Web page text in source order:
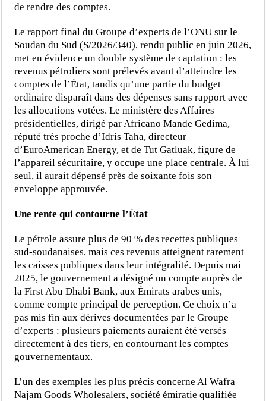
de rendre des comptes.
Le rapport final du Groupe d’experts de l’ONU sur le
Soudan du Sud (S/2026/340), rendu public en juin 2026,
met en évidence un double système de captation : les
revenus pétroliers sont prélevés avant d’atteindre les
comptes de l’État, tandis qu’une partie du budget
ordinaire disparaît dans des dépenses sans rapport avec
les allocations votées. Le ministère des Affaires
présidentielles, dirigé par Africano Mande Gedima,
réputé très proche d’Idris Taha, directeur
d’EuroAmerican Energy, et de Tut Gatluak, figure de
l’appareil sécuritaire, y occupe une place centrale. À lui
seul, il aurait dépensé près de soixante fois son
enveloppe approuvée.
Une rente qui contourne l’État
Le pétrole assure plus de 90 % des recettes publiques
sud-soudanaises, mais ces revenus atteignent rarement
les caisses publiques dans leur intégralité. Depuis mai
2025, le gouvernement a désigné un compte auprès de
la First Abu Dhabi Bank, aux Émirats arabes unis,
comme compte principal de perception. Ce choix n’a
pas mis fin aux dérives documentées par le Groupe
d’experts : plusieurs paiements auraient été versés
directement à des tiers, en contournant les comptes
gouvernementaux.
L’un des exemples les plus précis concerne Al Wafra
Najam Goods Wholesalers, société émiratie qualifiée